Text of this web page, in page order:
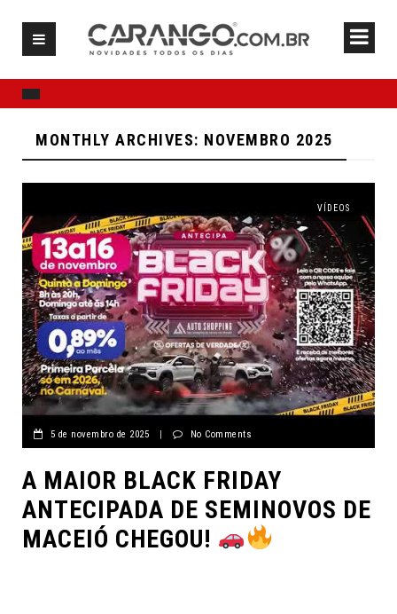
MONTHLY ARCHIVES: NOVEMBRO 2025
VÍDEOS
5 de novembro de 2025 | No Comments
A MAIOR BLACK FRIDAY
ANTECIPADA DE SEMINOVOS DE
MACEIÓ CHEGOU!